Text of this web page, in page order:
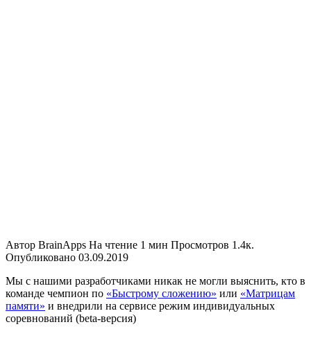
Автор BrainApps На чтение 1 мин Просмотров 1.4к.
Опубликовано 03.09.2019
Мы с нашими разработчиками никак не могли выяснить, кто в
команде чемпион по «Быстрому сложению» или «Матрицам
памяти» и внедрили на сервисе режим индивидуальных
соревнований (beta-версия)